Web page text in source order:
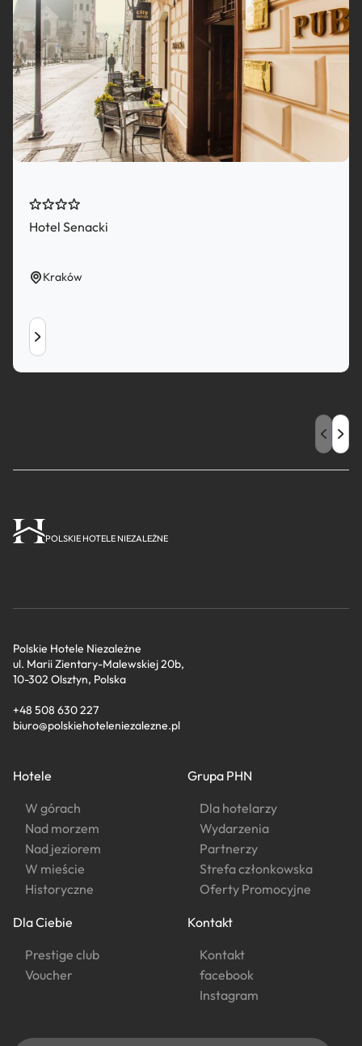
Hotel Senacki
Kraków
POLSKIE HOTELE NIEZALEŻNE
Polskie Hotele Niezależne
ul. Marii Zientary-Malewskiej 20b,
10-302 Olsztyn, Polska
+48 508 630 227
biuro@polskiehoteleniezalezne.pl
Hotele
W górach
Nad morzem
Nad jeziorem
W mieście
Historyczne
Grupa PHN
Dla hotelarzy
Wydarzenia
Partnerzy
Strefa członkowska
Oferty Promocyjne
Dla Ciebie
Prestige club
Voucher
Kontakt
Kontakt
facebook
Instagram